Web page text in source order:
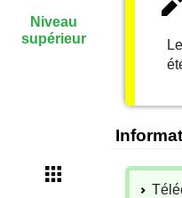
Niveau
supérieur